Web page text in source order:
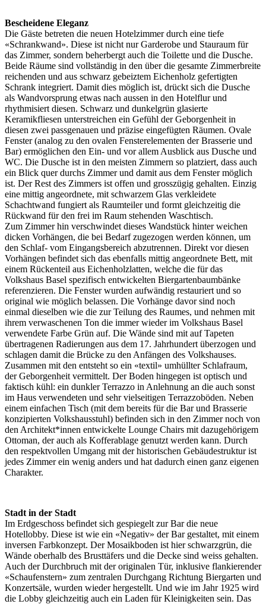
Bescheidene Eleganz
Die Gäste betreten die neuen Hotelzimmer durch eine tiefe
«Schrankwand». Diese ist nicht nur Garderobe und Stauraum für
das Zimmer, sondern beherbergt auch die Toilette und die Dusche.
Beide Räume sind vollständig in den über die gesamte Zimmerbreite
reichenden und aus schwarz gebeiztem Eichenholz gefertigten
Schrank integriert. Damit dies möglich ist, drückt sich die Dusche
als Wandvorsprung etwas nach aussen in den Hotelflur und
rhythmisiert diesen. Schwarz und dunkelgrün glasierte
Keramikfliesen unterstreichen ein Gefühl der Geborgenheit in
diesen zwei passgenauen und präzise eingefügten Räumen. Ovale
Fenster (analog zu den ovalen Fensterelementen der Brasserie und
Bar) ermöglichen den Ein- und vor allem Ausblick aus Dusche und
WC. Die Dusche ist in den meisten Zimmern so platziert, dass auch
ein Blick quer durchs Zimmer und damit aus dem Fenster möglich
ist. Der Rest des Zimmers ist offen und grosszügig gehalten. Einzig
eine mittig angeordnete, mit schwarzem Glas verkleidete
Schachtwand fungiert als Raumteiler und formt gleichzeitig die
Rückwand für den frei im Raum stehenden Waschtisch.
Zum Zimmer hin verschwindet dieses Wandstück hinter weichen
dicken Vorhängen, die bei Bedarf zugezogen werden können, um
den Schlaf- vom Eingangsbereich abzutrennen. Direkt vor diesen
Vorhängen befindet sich das ebenfalls mittig angeordnete Bett, mit
einem Rückenteil aus Eichenholzlatten, welche die für das
Volkshaus Basel spezifisch entwickelten Biergartenbaumbänke
referenzieren. Die Fenster wurden aufwändig restauriert und so
original wie möglich belassen. Die Vorhänge davor sind noch
einmal dieselben wie die zur Teilung des Raumes, und nehmen mit
ihrem verwaschenen Ton die immer wieder im Volkshaus Basel
verwendete Farbe Grün auf. Die Wände sind mit auf Tapeten
übertragenen Radierungen aus dem 17. Jahrhundert überzogen und
schlagen damit die Brücke zu den Anfängen des Volkshauses.
Zusammen mit den entsteht so ein «textil» umhüllter Schlafraum,
der Geborgenheit vermittelt. Der Boden hingegen ist optisch und
faktisch kühl: ein dunkler Terrazzo in Anlehnung an die auch sonst
im Haus verwendeten und sehr vielseitigen Terrazzoböden. Neben
einem einfachen Tisch (mit dem bereits für die Bar und Brasserie
konzipierten Volkshausstuhl) befinden sich in den Zimmer noch von
den Architekt*innen entwickelte Lounge Chairs mit dazugehörigem
Ottoman, der auch als Kofferablage genutzt werden kann. Durch
den respektvollen Umgang mit der historischen Gebäudestruktur ist
jedes Zimmer ein wenig anders und hat dadurch einen ganz eigenen
Charakter.
Stadt in der Stadt
Im Erdgeschoss befindet sich gespiegelt zur Bar die neue
Hotellobby. Diese ist wie ein «Negativ» der Bar gestaltet, mit einem
inversen Farbkonzept. Der Mosaikboden ist hier schwarzgrün, die
Wände oberhalb des Brusttäfers und die Decke sind weiss gehalten.
Auch der Durchbruch mit der originalen Tür, inklusive flankierender
«Schaufenstern» zum zentralen Durchgang Richtung Biergarten und
Konzertsäle, wurden wieder hergestellt. Und wie im Jahr 1925 wird
die Lobby gleichzeitig auch ein Laden für Kleinigkeiten sein. Das